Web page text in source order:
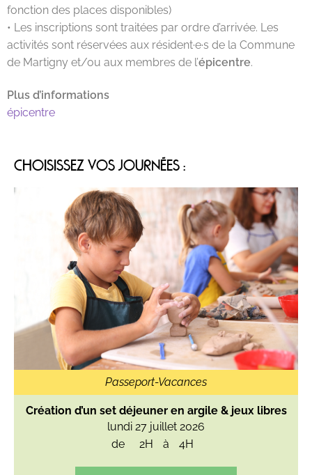
fonction des places disponibles)
• Les inscriptions sont traitées par ordre d’arrivée. Les
activités sont réservées aux résident·e·s de la Commune
de Martigny et/ou aux membres de l’épicentre.
Plus d’informations
épicentre
CHOISISSEZ VOS JOURNÉES :
Passeport-Vacances
Création d’un set déjeuner en argile & jeux libres
lundi 27 juillet 2026
de
2H à 4H